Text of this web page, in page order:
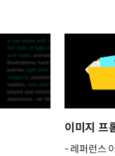
이미지 프
- 레퍼런스